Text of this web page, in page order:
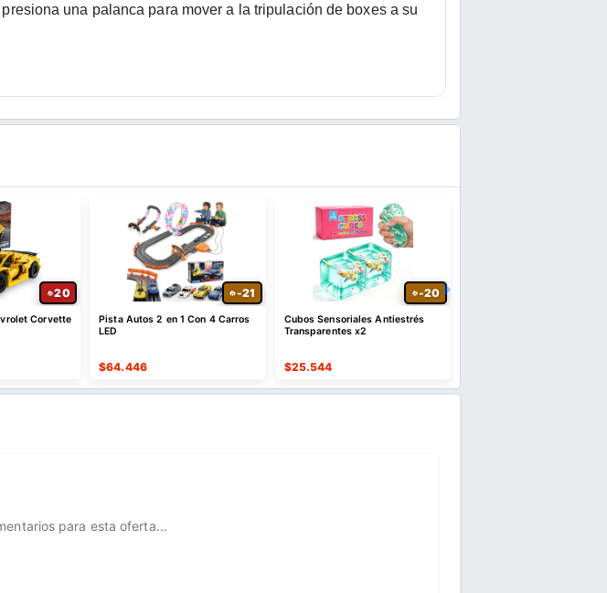
una palanca para mover a la tripulación de boxes a su
20
Corvette
-21
Pista Autos 2 en 1 Con 4 Carros
LED
$64.446
-20
Cubos Sensoriales Antiestrés
Transparentes x2
$25.544
para esta oferta...